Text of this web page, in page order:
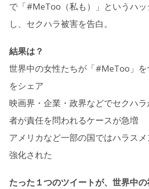
で「#MeToo（私も）」というハ
し、セクハラ被害を告白。
結果は？
世界中の女性たちが「#MeToo」
をシェア
映画界・企業・政界などでセクハ
者が責任を問われるケースが急増
アメリカなど一部の国ではハラス
強化された
たった１つのツイートが、世界中の